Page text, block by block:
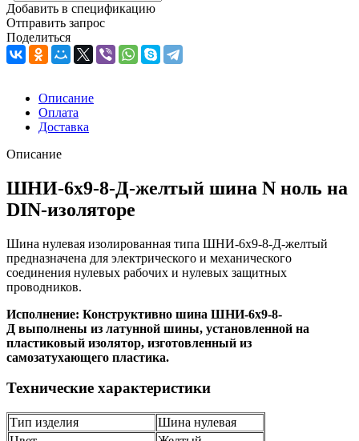
Добавить в спецификацию
Отправить запрос
Поделиться
Описание
Оплата
Доставка
Описание
ШНИ-6х9-8-Д-желтый шина N ноль на
DIN-изоляторе
Шина нулевая изолированная типа ШНИ-6х9-8-Д-желтый
предназначена для электрического и механического
соединения нулевых рабочих и нулевых защитных
проводников.
Исполнение: Конструктивно шина ШНИ-6х9-8-
Д выполнены из латунной шины, установленной на
пластиковый изолятор, изготовленный из
самозатухающего пластика.
Технические характеристики
Тип изделия
Шина нулевая